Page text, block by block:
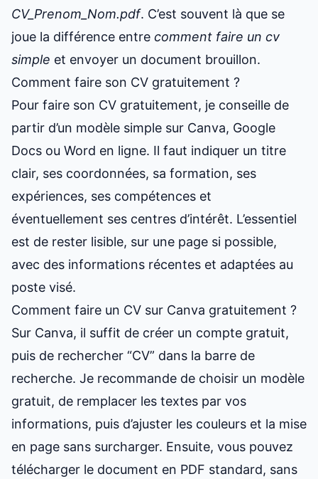
CV_Prenom_Nom.pdf. C’est souvent là que se
joue la différence entre comment faire un cv
simple et envoyer un document brouillon.
Comment faire son CV gratuitement ?
Pour faire son CV gratuitement, je conseille de
partir d’un modèle simple sur Canva, Google
Docs ou Word en ligne. Il faut indiquer un titre
clair, ses coordonnées, sa formation, ses
expériences, ses compétences et
éventuellement ses centres d’intérêt. L’essentiel
est de rester lisible, sur une page si possible,
avec des informations récentes et adaptées au
poste visé.
Comment faire un CV sur Canva gratuitement ?
Sur Canva, il suffit de créer un compte gratuit,
puis de rechercher “CV” dans la barre de
recherche. Je recommande de choisir un modèle
gratuit, de remplacer les textes par vos
informations, puis d’ajuster les couleurs et la mise
en page sans surcharger. Ensuite, vous pouvez
télécharger le document en PDF standard, sans